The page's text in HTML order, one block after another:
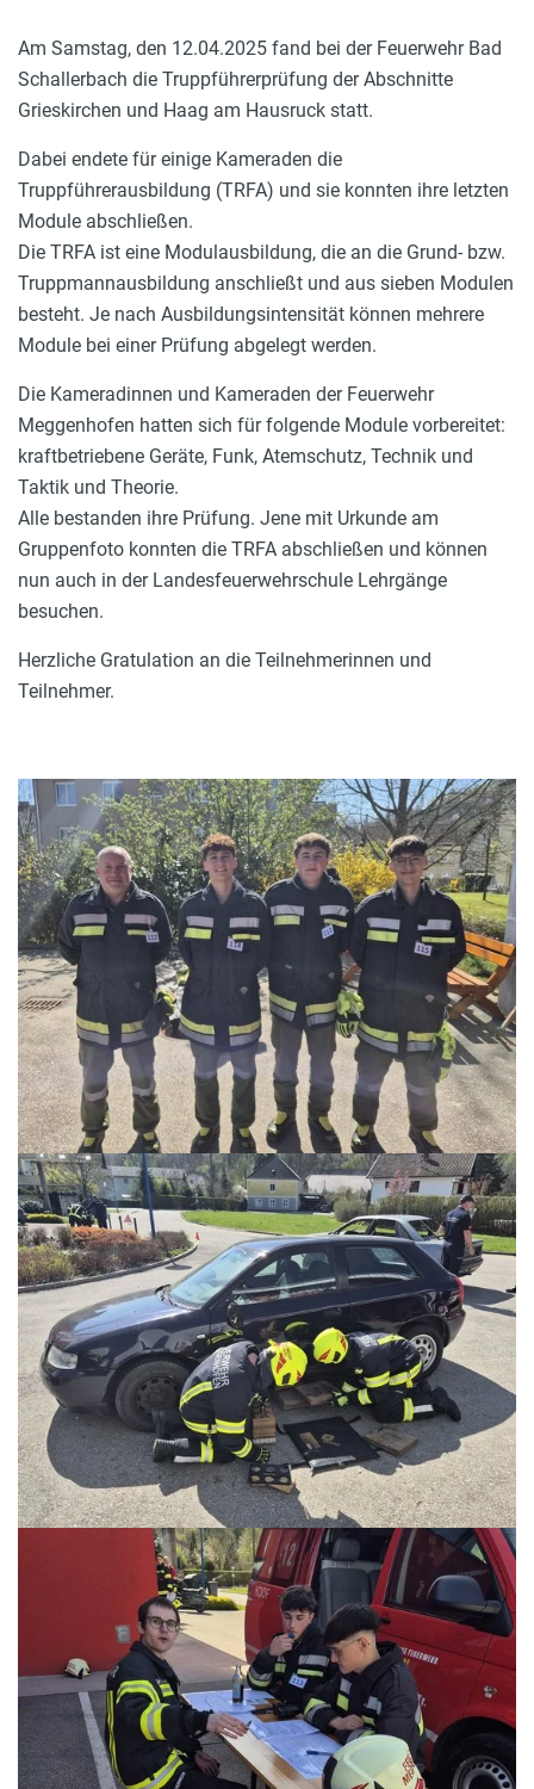
Am Samstag, den 12.04.2025 fand bei der Feuerwehr Bad
Schallerbach die Truppführerprüfung der Abschnitte
Grieskirchen und Haag am Hausruck statt.
Dabei endete für einige Kameraden die
Truppführerausbildung (TRFA) und sie konnten ihre letzten
Module abschließen.
Die TRFA ist eine Modulausbildung, die an die Grund- bzw.
Truppmannausbildung anschließt und aus sieben Modulen
besteht. Je nach Ausbildungsintensität können mehrere
Module bei einer Prüfung abgelegt werden.
Die Kameradinnen und Kameraden der Feuerwehr
Meggenhofen hatten sich für folgende Module vorbereitet:
kraftbetriebene Geräte, Funk, Atemschutz, Technik und
Taktik und Theorie.
Alle bestanden ihre Prüfung. Jene mit Urkunde am
Gruppenfoto konnten die TRFA abschließen und können
nun auch in der Landesfeuerwehrschule Lehrgänge
besuchen.
Herzliche Gratulation an die Teilnehmerinnen und
Teilnehmer.